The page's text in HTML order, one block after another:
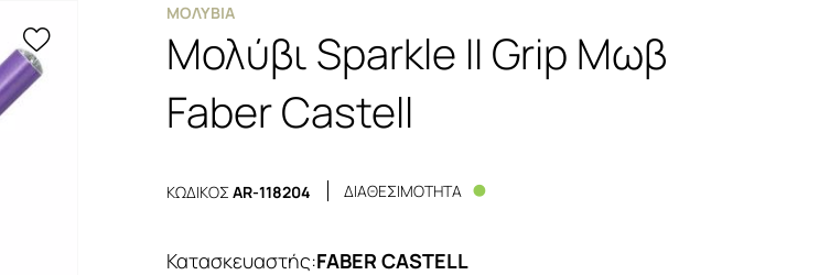
ΜΟΛΎΒΙΑ
Μολύβι Sparkle II Grip Μωβ
Faber Castell
ΚΩΔΙΚΟΣAR-118204 ΔΙΑΘΕΣΙΜΟΤΗΤΑ
Κατασκευαστής:FABER CASTELL